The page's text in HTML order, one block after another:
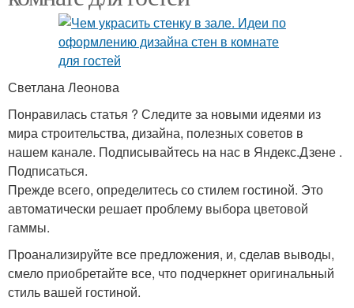
Светлана Леонова
Понравилась статья ? Следите за новыми идеями из
мира строительства, дизайна, полезных советов в
нашем канале. Подписывайтесь на нас в Яндекс.Дзене .
Подписаться.
Прежде всего, определитесь со стилем гостиной. Это
автоматически решает проблему выбора цветовой
гаммы.
Проанализируйте все предложения, и, сделав выводы,
смело приобретайте все, что подчеркнет оригинальный
стиль вашей гостиной.